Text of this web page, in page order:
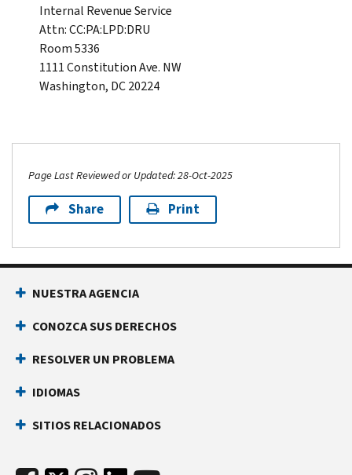
Internal Revenue Service
Attn: CC:PA:LPD:DRU
Room 5336
1111 Constitution Ave. NW
Washington, DC 20224
Page Last Reviewed or Updated: 28-Oct-2025
Share Print
NUESTRA AGENCIA
CONOZCA SUS DERECHOS
RESOLVER UN PROBLEMA
IDIOMAS
SITIOS RELACIONADOS